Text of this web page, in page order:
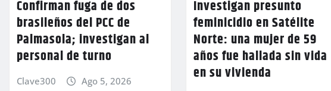
Confirman fuga de dos
brasileños del PCC de
Palmasola; investigan al
personal de turno
Clave300 Ago 5, 2026
Investigan presunto
feminicidio en Satélite
Norte: una mujer de 59
años fue hallada sin vida
en su vivienda